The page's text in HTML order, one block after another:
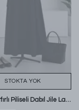
STOKTA YOK
Kolları Fırfırlı Piliseli Dabıl Jile Lacivert